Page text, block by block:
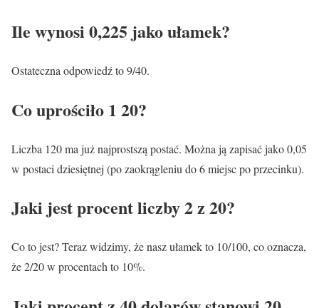
Ile wynosi 0,225 jako ułamek?
Ostateczna odpowiedź to 9/40.
Co uprościło 1 20?
Liczba 120 ma już najprostszą postać. Można ją zapisać jako 0,05
w postaci dziesiętnej (po zaokrągleniu do 6 miejsc po przecinku).
Jaki jest procent liczby 2 z 20?
Co to jest? Teraz widzimy, że nasz ułamek to 10/100, co oznacza,
że 2/20 w procentach to 10%.